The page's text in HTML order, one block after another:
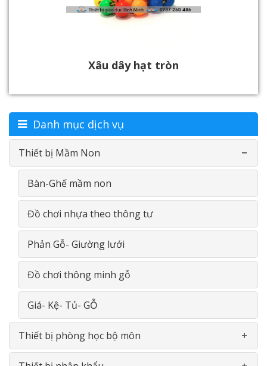
Xâu dây hạt tròn
Danh mục dịch vụ
Thiết bị Mầm Non
Bàn-Ghế mầm non
Đồ chơi nhựa theo thông tư
Phản Gỗ- Giường lưới
Đồ chơi thông minh gỗ
Giá- Kệ- Tủ- GỖ
Thiết bị phòng học bộ môn